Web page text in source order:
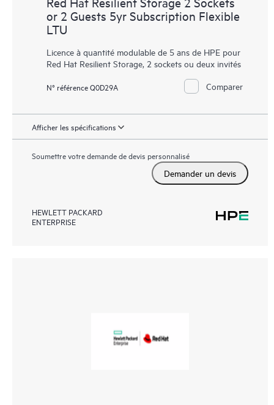
or 2 Guests 5yr Subscription Flexible
LTU
Licence à quantité modulable de 5 ans de HPE pour
Red Hat Resilient Storage, 2 sockets ou deux invités
N° référence Q0D29A Comparer
Afficher les spécifications
Soumettre votre demande de devis personnalisé
Demander un devis
HEWLETT PACKARD
ENTERPRISE